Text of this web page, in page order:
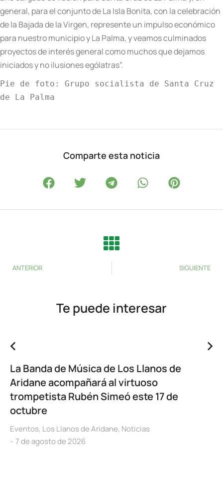
general, para el conjunto de La Isla Bonita, con la celebración
de la Bajada de la Virgen, represente un impulso económico
para nuestro municipio y La Palma, y veamos culminados
proyectos de interés general como muchos que dejamos
iniciados y no ilusiones ególatras”.
Pie de foto:
Grupo socialista de Santa Cruz
de La Palma
Comparte esta noticia
ANTERIOR SIGUIENTE
Te puede interesar
La Banda de Música de Los Llanos de
Aridane acompañará al virtuoso
trompetista Rubén Simeó este 17 de
octubre
Eventos, Los Llanos de Aridane, Noticias
7 de agosto de 2026